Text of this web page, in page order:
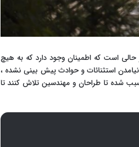
است که اطمینان وجود دارد که به هیچ
استثنائات و حوادث پیش بینی نشده ،
شده تا طراحان و مهندسین تلاش کنند تا